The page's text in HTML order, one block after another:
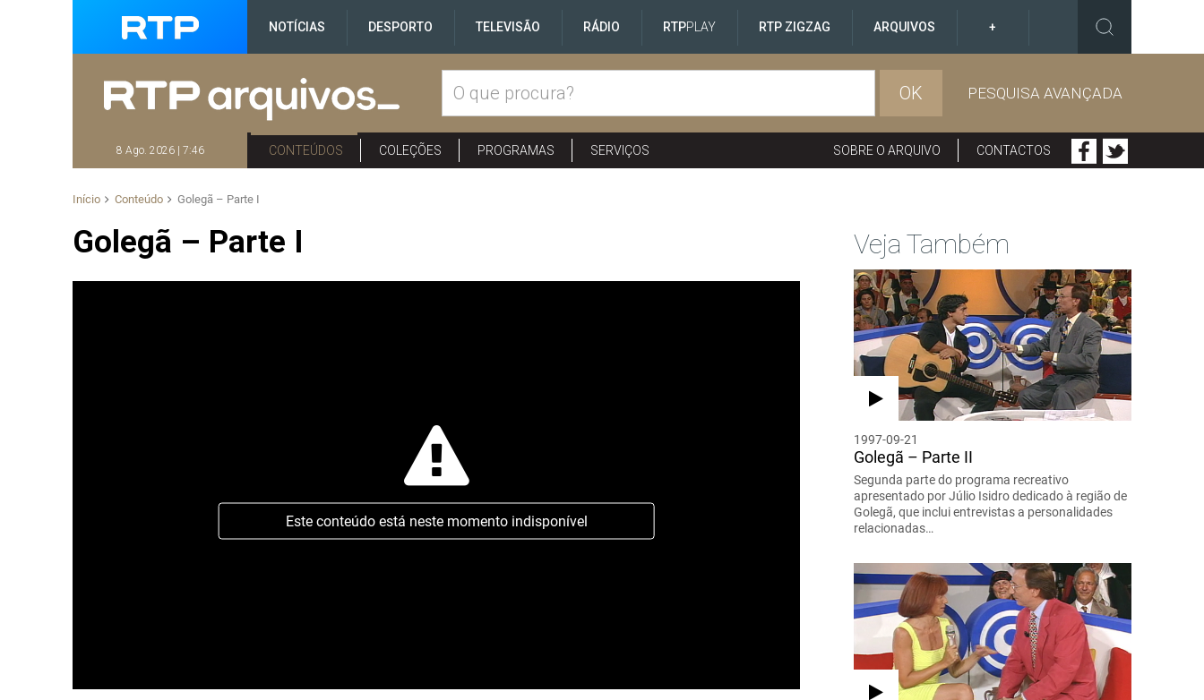
NOTÍCIAS DESPORTO TELEVISÃO RÁDIO RTPPLAY RTP ZIGZAG ARQUIVOS +
OK PESQUISA AVANÇADA
8 Ago. 2026 | 7:46 CONTEÚDOS COLEÇÕES PROGRAMAS SERVIÇOS SOBRE O ARQUIVO CONTACTOS
Início Conteúdo Golegã – Parte I
Golegã – Parte I
Este conteúdo está neste momento indisponível
Veja Também
1997-09-21
Golegã – Parte II
Segunda parte do programa recreativo
apresentado por Júlio Isidro dedicado à região de
Golegã, que inclui entrevistas a personalidades
relacionadas…